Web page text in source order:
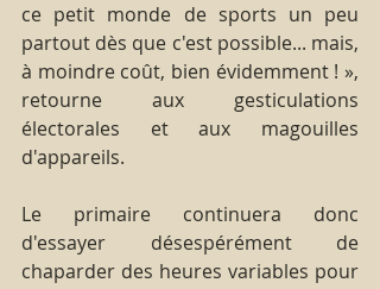
ce petit monde de sports un peu
partout dès que c'est possible... mais,
à moindre coût, bien évidemment ! »,
retourne aux gesticulations
électorales et aux magouilles
d'appareils.
Le primaire continuera donc
d'essayer désespérément de
chaparder des heures variables pour